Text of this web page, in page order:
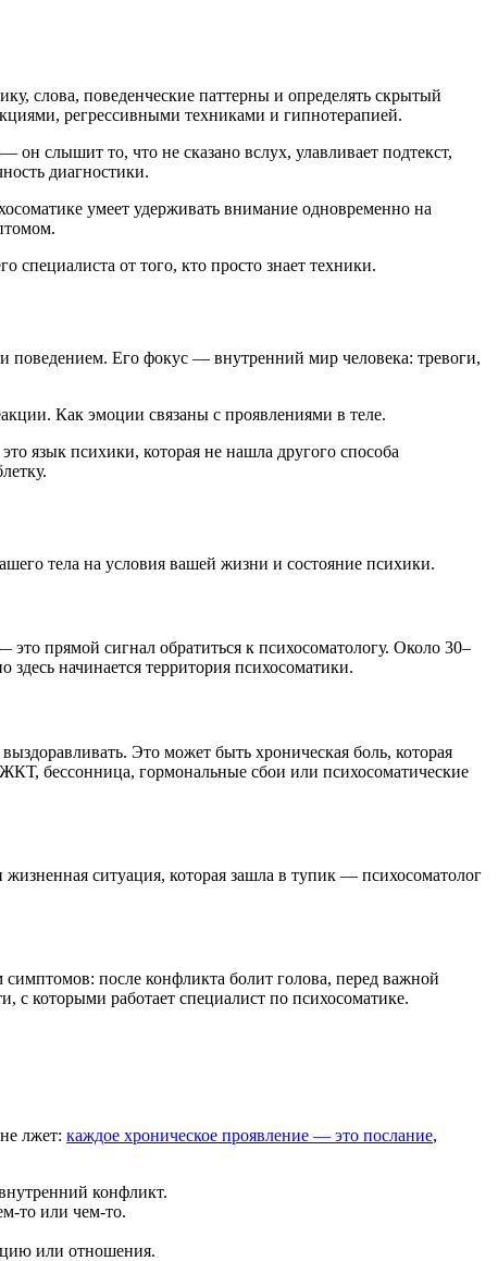
слова, поведенческие паттерны и определять скрытый
регрессивными техниками и гипнотерапией.
слышит то, что не сказано вслух, улавливает подтекст,
диагностики.
умеет удерживать внимание одновременно на
специалиста от того, кто просто знает техники.
поведением. Его фокус — внутренний мир человека: тревоги,
Как эмоции связаны с проявлениями в теле.
язык психики, которая не нашла другого способа
тела на условия вашей жизни и состояние психики.
прямой сигнал обратиться к психосоматологу. Около 30–
здесь начинается территория психосоматики.
Это может быть хроническая боль, которая
бессонница, гормональные сбои или психосоматические
ситуация, которая зашла в тупик — психосоматолог
после конфликта болит голова, перед важной
с которыми работает специалист по психосоматике.
лжет: каждое хроническое проявление — это послание,
конфликт.
то или чем-то.
или отношения.